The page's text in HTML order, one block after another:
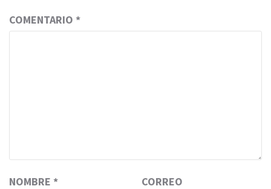
COMENTARIO *
NOMBRE *
CORREO